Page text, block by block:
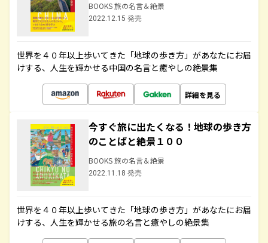
BOOKS 旅の名言＆絶景
2022.12.15 発売
世界を４０年以上歩いてきた「地球の歩き方」があなたにお届
けする、人生を輝かせる中国の名言と癒やしの絶景集
詳細を見る
今すぐ旅に出たくなる！地球の歩き方
のことばと絶景１００
BOOKS 旅の名言＆絶景
2022.11.18 発売
世界を４０年以上歩いてきた「地球の歩き方」があなたにお届
けする、人生を輝かせる旅の名言と癒やしの絶景集